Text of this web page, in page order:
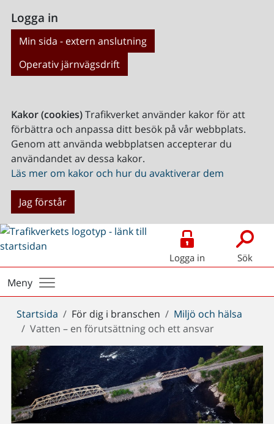
Logga in
Min sida - extern anslutning
Operativ järnvägsdrift
Kakor (cookies)Trafikverket använder kakor för att
förbättra och anpassa ditt besök på vår webbplats.
Genom att använda webbplatsen accepterar du
användandet av dessa kakor.
Läs mer om kakor och hur du avaktiverar dem
Jag förstår
Logga in Sök
Meny
Du
är
här:
Startsida För dig i branschen
Miljö och hälsa
Vatten – en förutsättning och ett ansvar